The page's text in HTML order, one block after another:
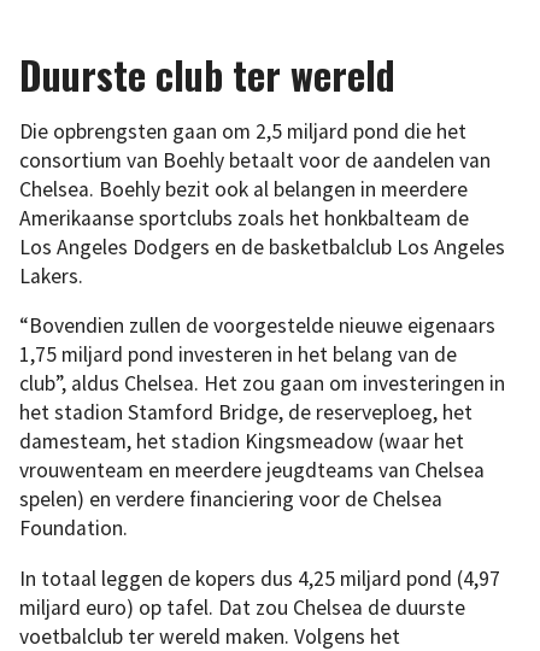
Duurste club ter wereld
Die opbrengsten gaan om 2,5 miljard pond die het
consortium van Boehly betaalt voor de aandelen van
Chelsea. Boehly bezit ook al belangen in meerdere
Amerikaanse sportclubs zoals het honkbalteam de
Los Angeles Dodgers en de basketbalclub Los Angeles
Lakers.
“Bovendien zullen de voorgestelde nieuwe eigenaars
1,75 miljard pond investeren in het belang van de
club”, aldus Chelsea. Het zou gaan om investeringen in
het stadion Stamford Bridge, de reserveploeg, het
damesteam, het stadion Kingsmeadow (waar het
vrouwenteam en meerdere jeugdteams van Chelsea
spelen) en verdere financiering voor de Chelsea
Foundation.
In totaal leggen de kopers dus 4,25 miljard pond (4,97
miljard euro) op tafel. Dat zou Chelsea de duurste
voetbalclub ter wereld maken. Volgens het